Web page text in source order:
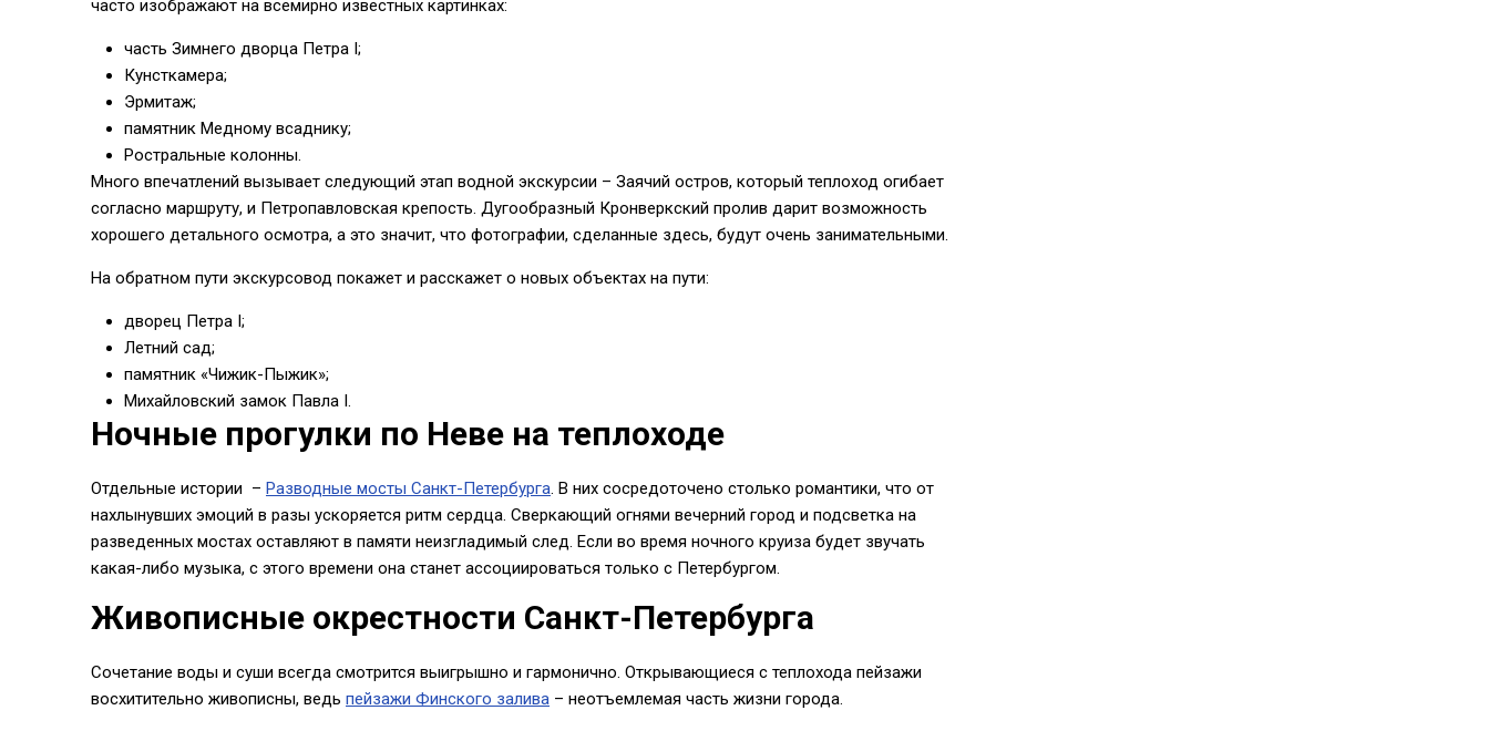
часто изображают на всемирно известных картинках:
часть Зимнего дворца Петра І;
Кунсткамера;
Эрмитаж;
памятник Медному всаднику;
Ростральные колонны.
Много впечатлений вызывает следующий этап водной экскурсии – Заячий остров, который теплоход огибает
согласно маршруту, и Петропавловская крепость. Дугообразный Кронверкский пролив дарит возможность
хорошего детального осмотра, а это значит, что фотографии, сделанные здесь, будут очень занимательными.
На обратном пути экскурсовод покажет и расскажет о новых объектах на пути:
дворец Петра I;
Летний сад;
памятник «Чижик-Пыжик»;
Михайловский замок Павла I.
Ночные прогулки по Неве на теплоходе
Отдельные истории – Разводные мосты Санкт-Петербурга. В них сосредоточено столько романтики, что от
нахлынувших эмоций в разы ускоряется ритм сердца. Сверкающий огнями вечерний город и подсветка на
разведенных мостах оставляют в памяти неизгладимый след. Если во время ночного круиза будет звучать
какая-либо музыка, с этого времени она станет ассоциироваться только с Петербургом.
Живописные окрестности Санкт-Петербурга
Сочетание воды и суши всегда смотрится выигрышно и гармонично. Открывающиеся с теплохода пейзажи
восхитительно живописны, ведь пейзажи Финского залива – неотъемлемая часть жизни города.